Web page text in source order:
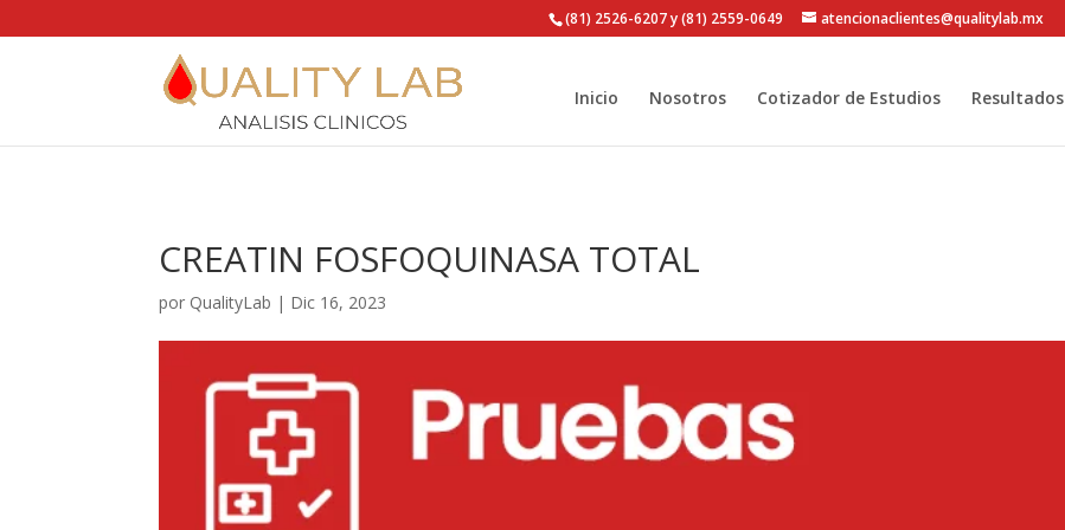
(81) 2526-6207 y (81) 2559-0649 atencionaclientes@qualitylab.mx
Inicio Nosotros Cotizador de Estudios Resultados
CREATIN FOSFOQUINASA TOTAL
por QualityLab | Dic 16, 2023